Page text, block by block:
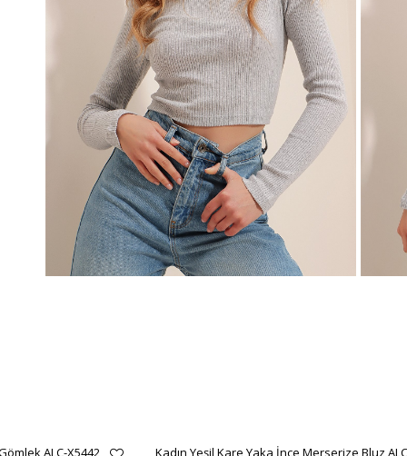
ALC-X5442 Kadın Yeşil Kare Yaka İnce Merserize Bluz